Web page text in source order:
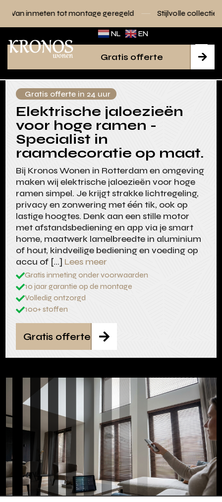
montage geregeld Stijlvolle collecties voor elk
NL EN

Gratis offerte
Gratis offerte in 24 uur
Elektrische jaloezieën
voor hoge ramen -
Specialist in
raamdecoratie op maat.
Bij Kronos Wonen in Rotterdam en omgeving
maken wij elektrische jaloezieën voor hoge
ramen simpel. Je krijgt strakke lichtregeling,
privacy en zonwering met één tik, ook op
lastige hoogtes. Denk aan een stille motor
met afstandsbediening en app via je smart
home, maatwerk lamelbreedte in aluminium
of hout, kindveilige bediening en voeding op
accu of […] Lees meer
Gratis inmeting onder voorwaarden
10 jaar garantie op de montage
Volledig ontzorgd
100+ stoffen

Gratis offerte